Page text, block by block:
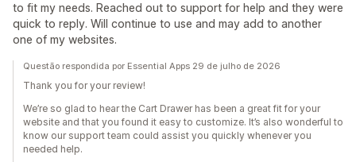
to fit my needs. Reached out to support for help and they were
quick to reply. Will continue to use and may add to another
one of my websites.
Questão respondida por Essential Apps 29 de julho de 2026
Thank you for your review!
We’re so glad to hear the Cart Drawer has been a great fit for your
website and that you found it easy to customize. It’s also wonderful to
know our support team could assist you quickly whenever you
needed help.